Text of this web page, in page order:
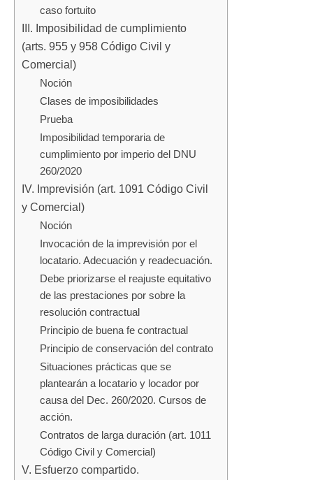
caso fortuito
III. Imposibilidad de cumplimiento
(arts. 955 y 958 Código Civil y
Comercial)
Noción
Clases de imposibilidades
Prueba
Imposibilidad temporaria de
cumplimiento por imperio del DNU
260/2020
IV. Imprevisión (art. 1091 Código Civil
y Comercial)
Noción
Invocación de la imprevisión por el
locatario. Adecuación y readecuación.
Debe priorizarse el reajuste equitativo
de las prestaciones por sobre la
resolución contractual
Principio de buena fe contractual
Principio de conservación del contrato
Situaciones prácticas que se
plantearán a locatario y locador por
causa del Dec. 260/2020. Cursos de
acción.
Contratos de larga duración (art. 1011
Código Civil y Comercial)
V. Esfuerzo compartido.